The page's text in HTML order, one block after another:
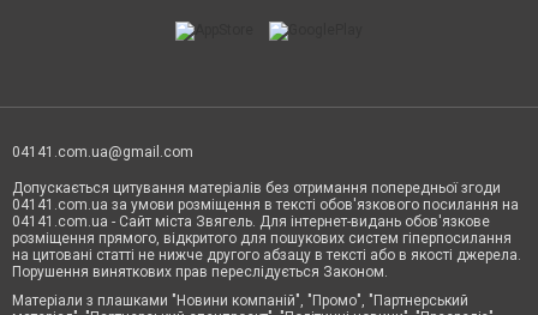
04141.com.ua@gmail.com
Допускається цитування матеріалів без отримання попередньої згоди
04141.com.ua за умови розміщення в тексті обов'язкового посилання на
04141.com.ua - Сайт міста Звягель. Для інтернет-видань обов'язкове
розміщення прямого, відкритого для пошукових систем гіперпосилання
на цитовані статті не нижче другого абзацу в тексті або в якості джерела.
Порушення виняткових прав переслідується Законом.
Матеріали з плашками "Новини компаній", "Промо", "Партнерський